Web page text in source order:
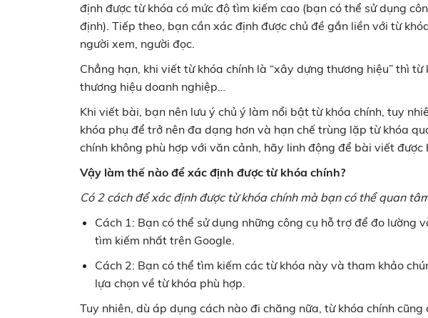
định được từ khóa có mức độ tìm kiếm cao (bạn có thể sử dụng
định). Tiếp theo, bạn cần xác định được chủ đề gắn liền với từ
người xem, người đọc.
Chẳng hạn, khi viết từ khóa chính là “xây dựng thương hiệu” thì
thương hiệu doanh nghiệp…
Khi viết bài, bạn nên lưu ý chủ ý làm nổi bật từ khóa chính, tuy
khóa phụ để trở nên đa dạng hơn và hạn chế trùng lặp từ khóa
chính không phù hợp với văn cảnh, hãy linh động để bài viết được
Vậy làm thế nào để xác định được từ khóa chính?
Có 2 cách để xác định được từ khóa chính mà bạn có thể quan
Cách 1: Bạn có thể sử dụng những công cụ hỗ trợ để đo lường
tìm kiếm nhất trên Google.
Cách 2: Bạn có thể tìm kiếm các từ khóa này và tham khảo
lựa chọn về từ khóa phù hợp.
Tuy nhiên, dù áp dụng cách nào đi chăng nữa, từ khóa chính